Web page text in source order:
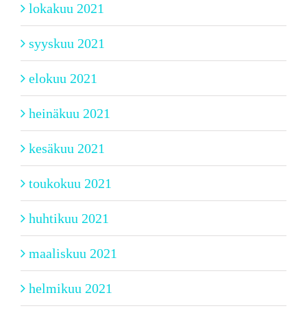
lokakuu 2021
syyskuu 2021
elokuu 2021
heinäkuu 2021
kesäkuu 2021
toukokuu 2021
huhtikuu 2021
maaliskuu 2021
helmikuu 2021